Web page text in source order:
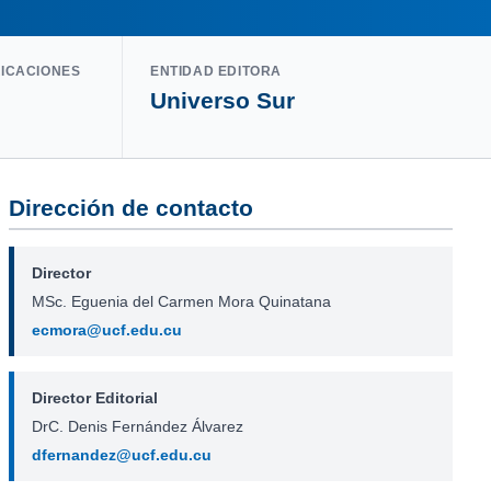
ENTIDAD EDITORA
Universo Sur
Dirección de contacto
Director
MSc. Eguenia del Carmen Mora Quinatana
ecmora@ucf.edu.cu
Director Editorial
DrC. Denis Fernández Álvarez
dfernandez@ucf.edu.cu